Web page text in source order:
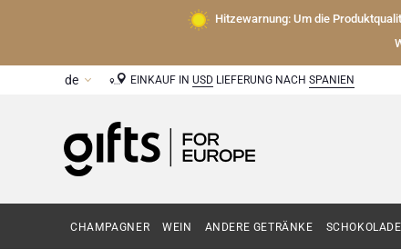
Hitzewarnung: Um die
EINKAUF IN USD LIEFERUNG NACH SPANIEN
CHAMPAGNER WEIN ANDERE GETRÄNKE SCHOKOLADE